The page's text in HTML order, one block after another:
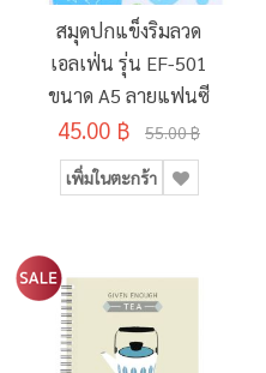
สมุดปกแข็งริมลวด
เอลเฟ่น รุ่น EF-501
ขนาด A5 ลายแฟนซี
45.00 ฿ 55.00 ฿
เพิ่มในตะกร้า